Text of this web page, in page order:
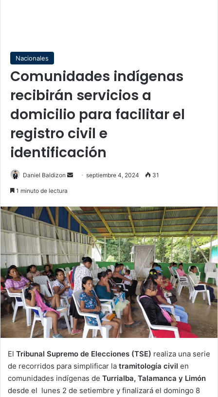
Nacionales
Comunidades indígenas
recibirán servicios a
domicilio para facilitar el
registro civil e
identificación
Daniel Baldizon
Sendseptiembre 4, 2024 31
1 minuto de lectura
El Tribunal Supremo de Elecciones (TSE) realiza una serie
de recorridos para simplificar la tramitología civil en
comunidades indígenas de Turrialba, Talamanca y Limón
desde el lunes 2 de setiembre y finalizará el domingo 8